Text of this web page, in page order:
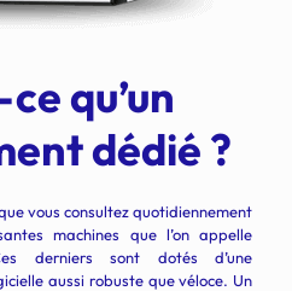
qu’un
dédié ?
vous consultez quotidiennement
machines que l’on appelle
derniers sont dotés d’une
aussi robuste que véloce. Un